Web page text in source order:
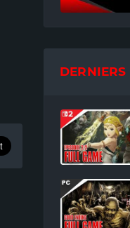
DERNIERS